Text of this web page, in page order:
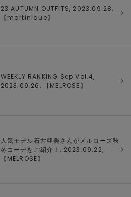
23 AUTUMN OUTFITS, 2023.09.28,
【 martinique】
WEEKLY RANKING Sep.Vol.4,
2023.09.26, 【 MELROSE 】
人気モデル石井亜美さんがメルローズ秋
冬コーデをご紹介！, 2023.09.22,
【 MELROSE】